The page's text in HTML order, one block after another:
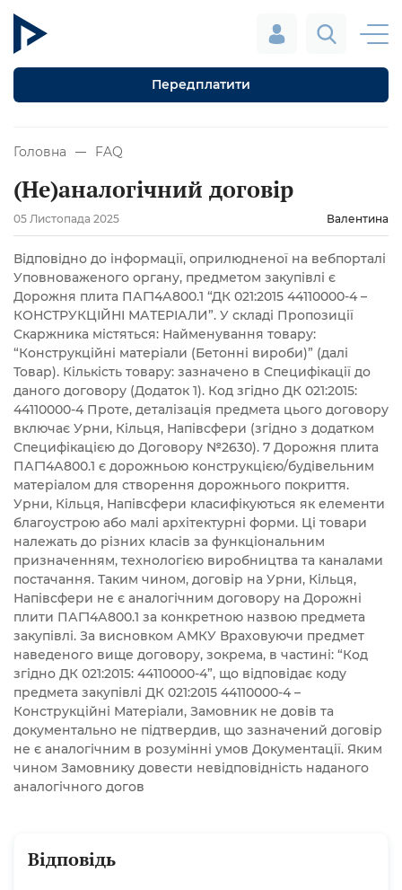
Передплатити
Головна FAQ
(Не)аналогічний договір
05 Листопада 2025 Валентина
Відповідно до інформації, оприлюдненої на вебпорталі
Уповноваженого органу, предметом закупівлі є
Дорожня плита ПАГ14А800.1 “ДК 021:2015 44110000-4 –
КОНСТРУКЦІЙНІ МАТЕРІАЛИ”. У складі Пропозиції
Скаржника містяться: Найменування товару:
“Конструкційні матеріали (Бетонні вироби)” (далі
Товар). Кількість товару: зазначено в Специфікації до
даного договору (Додаток 1). Код згідно ДК 021:2015:
44110000-4 Проте, деталізація предмета цього договору
включає Урни, Кільця, Напівсфери (згідно з додатком
Специфікацією до Договору №2630). 7 Дорожня плита
ПАГ14А800.1 є дорожньою конструкцією/будівельним
матеріалом для створення дорожнього покриття.
Урни, Кільця, Напівсфери класифікуються як елементи
благоустрою або малі архітектурні форми. Ці товари
належать до різних класів за функціональним
призначенням, технологією виробництва та каналами
постачання. Таким чином, договір на Урни, Кільця,
Напівсфери не є аналогічним договору на Дорожні
плити ПАГ14А800.1 за конкретною назвою предмета
закупівлі. За висновком АМКУ Враховуючи предмет
наведеного вище договору, зокрема, в частині: “Код
згідно ДК 021:2015: 44110000-4”, що відповідає коду
предмета закупівлі ДК 021:2015 44110000-4 –
Конструкційні Матеріали, Замовник не довів та
документально не підтвердив, що зазначений договір
не є аналогічним в розумінні умов Документації. Яким
чином Замовнику довести невідповідність наданого
аналогічного догов
Відповідь